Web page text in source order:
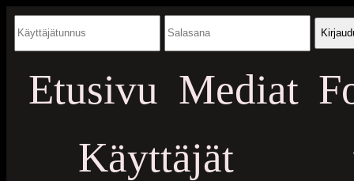
Etusivu Mediat
Käyttäjät